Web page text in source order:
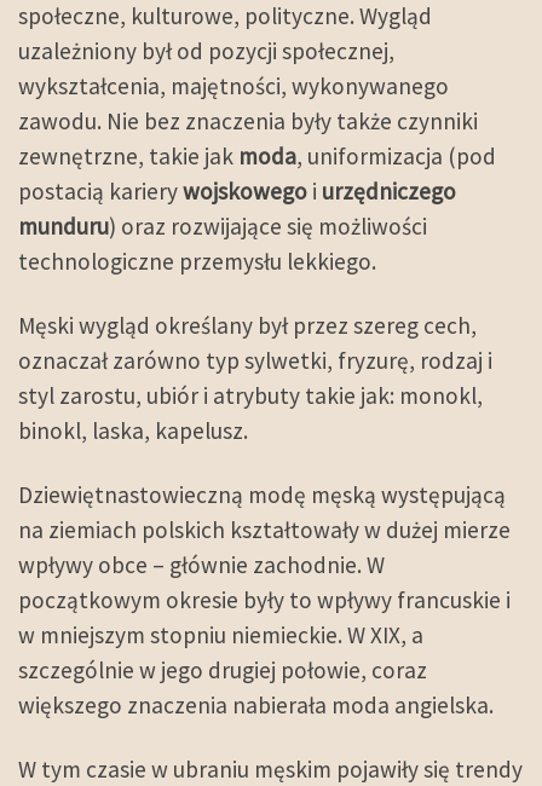
społeczne, kulturowe, polityczne. Wygląd
uzależniony był od pozycji społecznej,
wykształcenia, majętności, wykonywanego
zawodu. Nie bez znaczenia były także czynniki
zewnętrzne, takie jak moda, uniformizacja (pod
postacią karierywojskowego i urzędniczego
munduru) oraz rozwijające się możliwości
technologiczne przemysłu lekkiego.
Męski wygląd określany był przez szereg cech,
oznaczał zarówno typ sylwetki, fryzurę, rodzaj i
styl zarostu, ubiór i atrybuty takie jak: monokl,
binokl, laska, kapelusz.
Dziewiętnastowieczną modę męską występującą
na ziemiach polskich kształtowały w dużej mierze
wpływy obce – głównie zachodnie. W
początkowym okresie były to wpływy francuskie i
w mniejszym stopniu niemieckie. W XIX, a
szczególnie w jego drugiej połowie, coraz
większego znaczenia nabierała moda angielska.
W tym czasie w ubraniu męskim pojawiły się trendy